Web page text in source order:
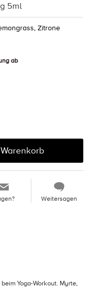
5ml
Zitrone
ab
Weitersagen
Yoga-Workout. Myrte,